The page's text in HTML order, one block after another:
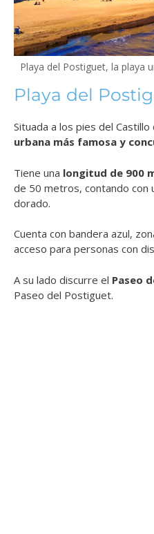
Playa del Postiguet, la playa
Playa del
Situada a los pies del
urbana más famosa y
Tiene una longitud de 900
de 50 metros, contando con
dorado.
Cuenta con bandera azul,
acceso para personas con
A su lado discurre el Paseo
Paseo del Postiguet.